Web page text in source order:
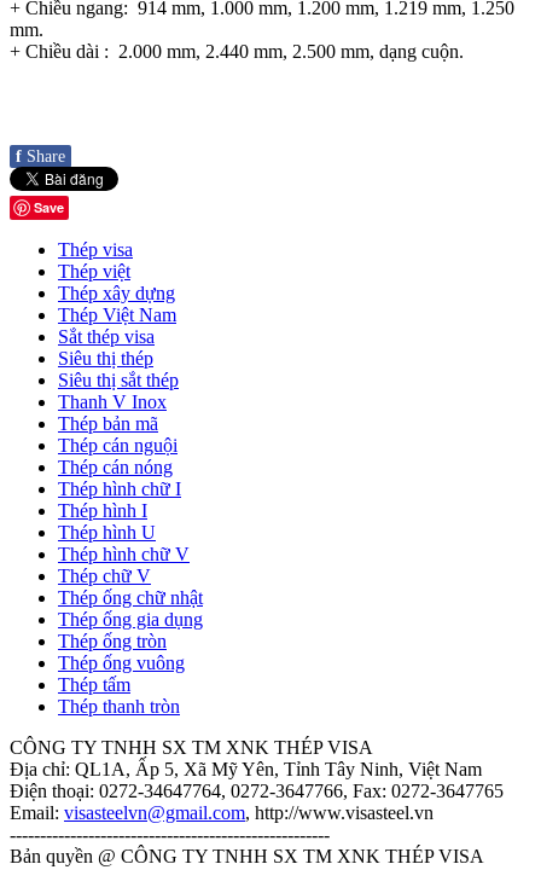
+ Chiều ngang: 914 mm, 1.000 mm, 1.200 mm, 1.219 mm, 1.250
mm.
+ Chiều dài : 2.000 mm, 2.440 mm, 2.500 mm, dạng cuộn.
f Share
Save
Thép visa
Thép việt
Thép xây dựng
Thép Việt Nam
Sắt thép visa
Siêu thị thép
Siêu thị sắt thép
Thanh V Inox
Thép bản mã
Thép cán nguội
Thép cán nóng
Thép hình chữ I
Thép hình I
Thép hình U
Thép hình chữ V
Thép chữ V
Thép ống chữ nhật
Thép ống gia dụng
Thép ống tròn
Thép ống vuông
Thép tấm
Thép thanh tròn
CÔNG TY TNHH SX TM XNK THÉP VISA
Địa chỉ: QL1A, Ấp 5, Xã Mỹ Yên, Tỉnh Tây Ninh, Việt Nam
Điện thoại: 0272-34647764, 0272-3647766, Fax: 0272-3647765
Email: visasteelvn@gmail.com, http://www.visasteel.vn
-----------------------------------------------------
Bản quyền @ CÔNG TY TNHH SX TM XNK THÉP VISA